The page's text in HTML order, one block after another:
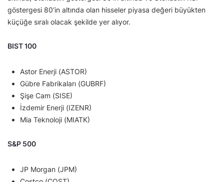
göstergesi 80’in altında olan hisseler piyasa değeri büyükten
küçüğe sıralı olacak şekilde yer alıyor.
BIST 100
Astor Enerji (ASTOR)
Gübre Fabrikaları (GUBRF)
Şişe Cam (SISE)
İzdemir Enerji (IZENR)
Mia Teknoloji (MIATK)
S&P 500
JP Morgan (JPM)